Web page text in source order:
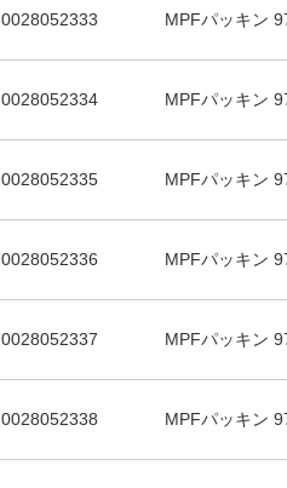
0028052333 MPFパッキン
0028052334 MPFパッキン
0028052335 MPFパッキン
0028052336 MPFパッキン
0028052337 MPFパッキン
0028052338 MPFパッキン